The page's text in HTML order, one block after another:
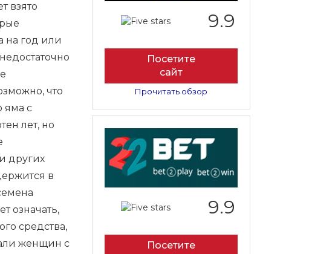
взято
на год или
что
яма с
лет, но
других
в
означать,
средства,
женщин с
9.9
Посетите
сайт
Прочитать обзор
9.9
Посетите